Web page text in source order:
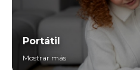
Portátil
Mostrar más